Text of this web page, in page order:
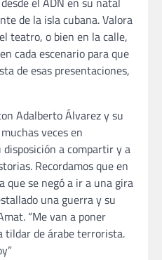
de la isla cubana. Valora
teatro, o bien en la calle,
cada escenario para que
de esas presentaciones,
Adalberto Álvarez y su
veces en
disposición a compartir y a
Recordamos que en
que se negó a ir a una gira
una guerra y su
“Me van a poner
tildar de árabe terrorista.